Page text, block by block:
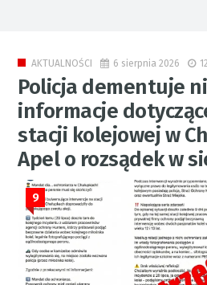
AKTUALNOŚCI 6 sierpnia 2026
Policja dementuje
informacje
stacji kolejowej w
Apel o rozsądek w
9